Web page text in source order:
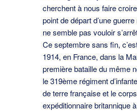
cherchent à nous faire
point de départ d’une
ne semble pas vouloir
Ce septembre sans ﬁn,
1914, en France, dans la
première bataille du même
le 319ème régiment
de terre française et le corps
expéditionnaire britannique